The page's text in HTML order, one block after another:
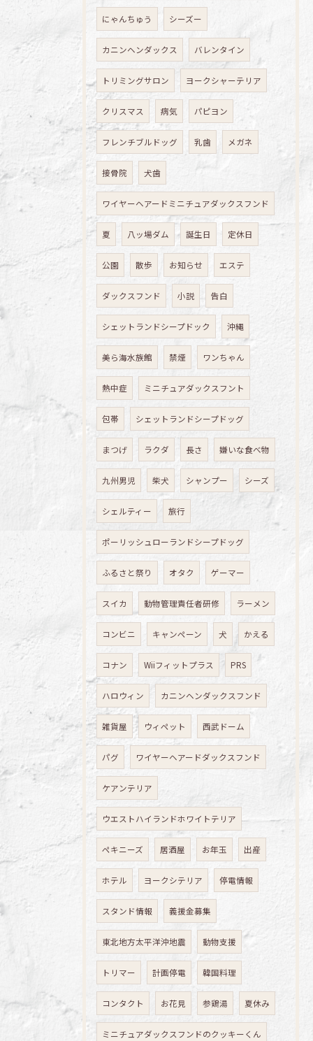
にゃんちゅう シーズー
カニンヘンダックス バレンタイン
トリミングサロン ヨークシャーテリア
クリスマス 病気 パピヨン
フレンチブルドッグ 乳歯 メガネ
接骨院 犬歯
ワイヤーヘアードミニチュアダックスフンド
夏 八ッ場ダム 誕生日 定休日
公園 散歩 お知らせ エステ
ダックスフンド 小説 告白
シェットランドシープドック 沖縄
美ら海水族館 禁煙 ワンちゃん
熱中症 ミニチュアダックスフント
包帯 シェットランドシープドッグ
まつげ ラクダ 長さ 嫌いな食べ物
九州男児 柴犬 シャンプー シーズ
シェルティー 旅行
ポーリッシュローランドシープドッグ
ふるさと祭り オタク ゲーマー
スイカ 動物管理責任者研修 ラーメン
コンビニ キャンペーン 犬 かえる
コナン Wiiフィットプラス PRS
ハロウィン カニンヘンダックスフンド
雑貨屋 ウィペット 西武ドーム
パグ ワイヤーヘアードダックスフンド
ケアンテリア
ウエストハイランドホワイトテリア
ペキニーズ 居酒屋 お年玉 出産
ホテル ヨークシテリア 停電情報
スタンド情報 義援金募集
東北地方太平洋沖地震 動物支援
トリマー 計画停電 韓国料理
コンタクト お花見 参鶏湯 夏休み
ミニチュアダックスフンドのクッキーくん